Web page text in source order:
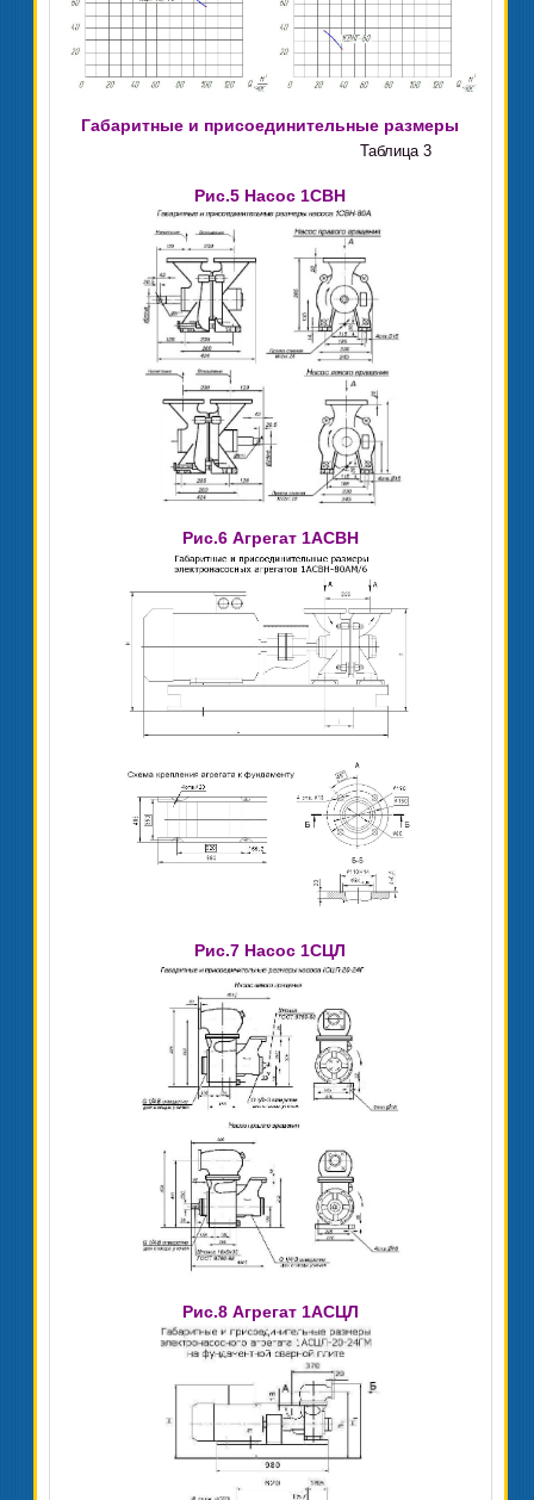
Габаритные и присоединительные размеры
Таблица 3
Рис.5 Насос 1СВН
Рис.6 Агрегат 1АСВН
Рис.7 Насос 1СЦЛ
Рис.8 Агрегат 1АСЦЛ